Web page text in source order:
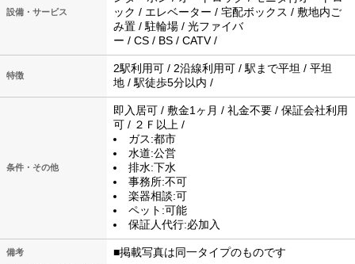
設備・サービス
ック / エレベーター / 宅配ボックス / 敷地内ご
み置 / 駐輪場 / 光ファイバ
ー / CS / BS / CATV /
特徴
2駅利用可 / 2沿線利用可 / 駅まで平坦 / 平坦
地 / 駅徒歩5分以内 /
条件・その他
即入居可 / 敷金1ヶ月 / 礼金不要 / 保証会社利用
可 / ２Ｆ以上 /
ガス:都市
水道:公営
排水:下水
事務所:不可
楽器相談:可
ペット:可能
保証人代行:必加入
備考 ■掲載写真は同一タイプのものです